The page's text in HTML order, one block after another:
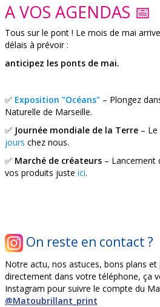
A VOS AGENDAS 📅
Tous sur le pont ! Le mois de mai
délais à prévoir :
anticipez les ponts de mai.
✅ Exposition "Océans" – Plongez
Naturelle de Marseille.
✅​​​​​ Journée mondiale de la Terre –
jours chez nous.
✅ Marché de créateurs – Lancement
vos produits juste ici.
On reste en contact ?
Notre actu, nos astuces, bons plans
directement dans votre téléphone, ça
Instagram pour suivre le compte du
@Matoubrillant_print